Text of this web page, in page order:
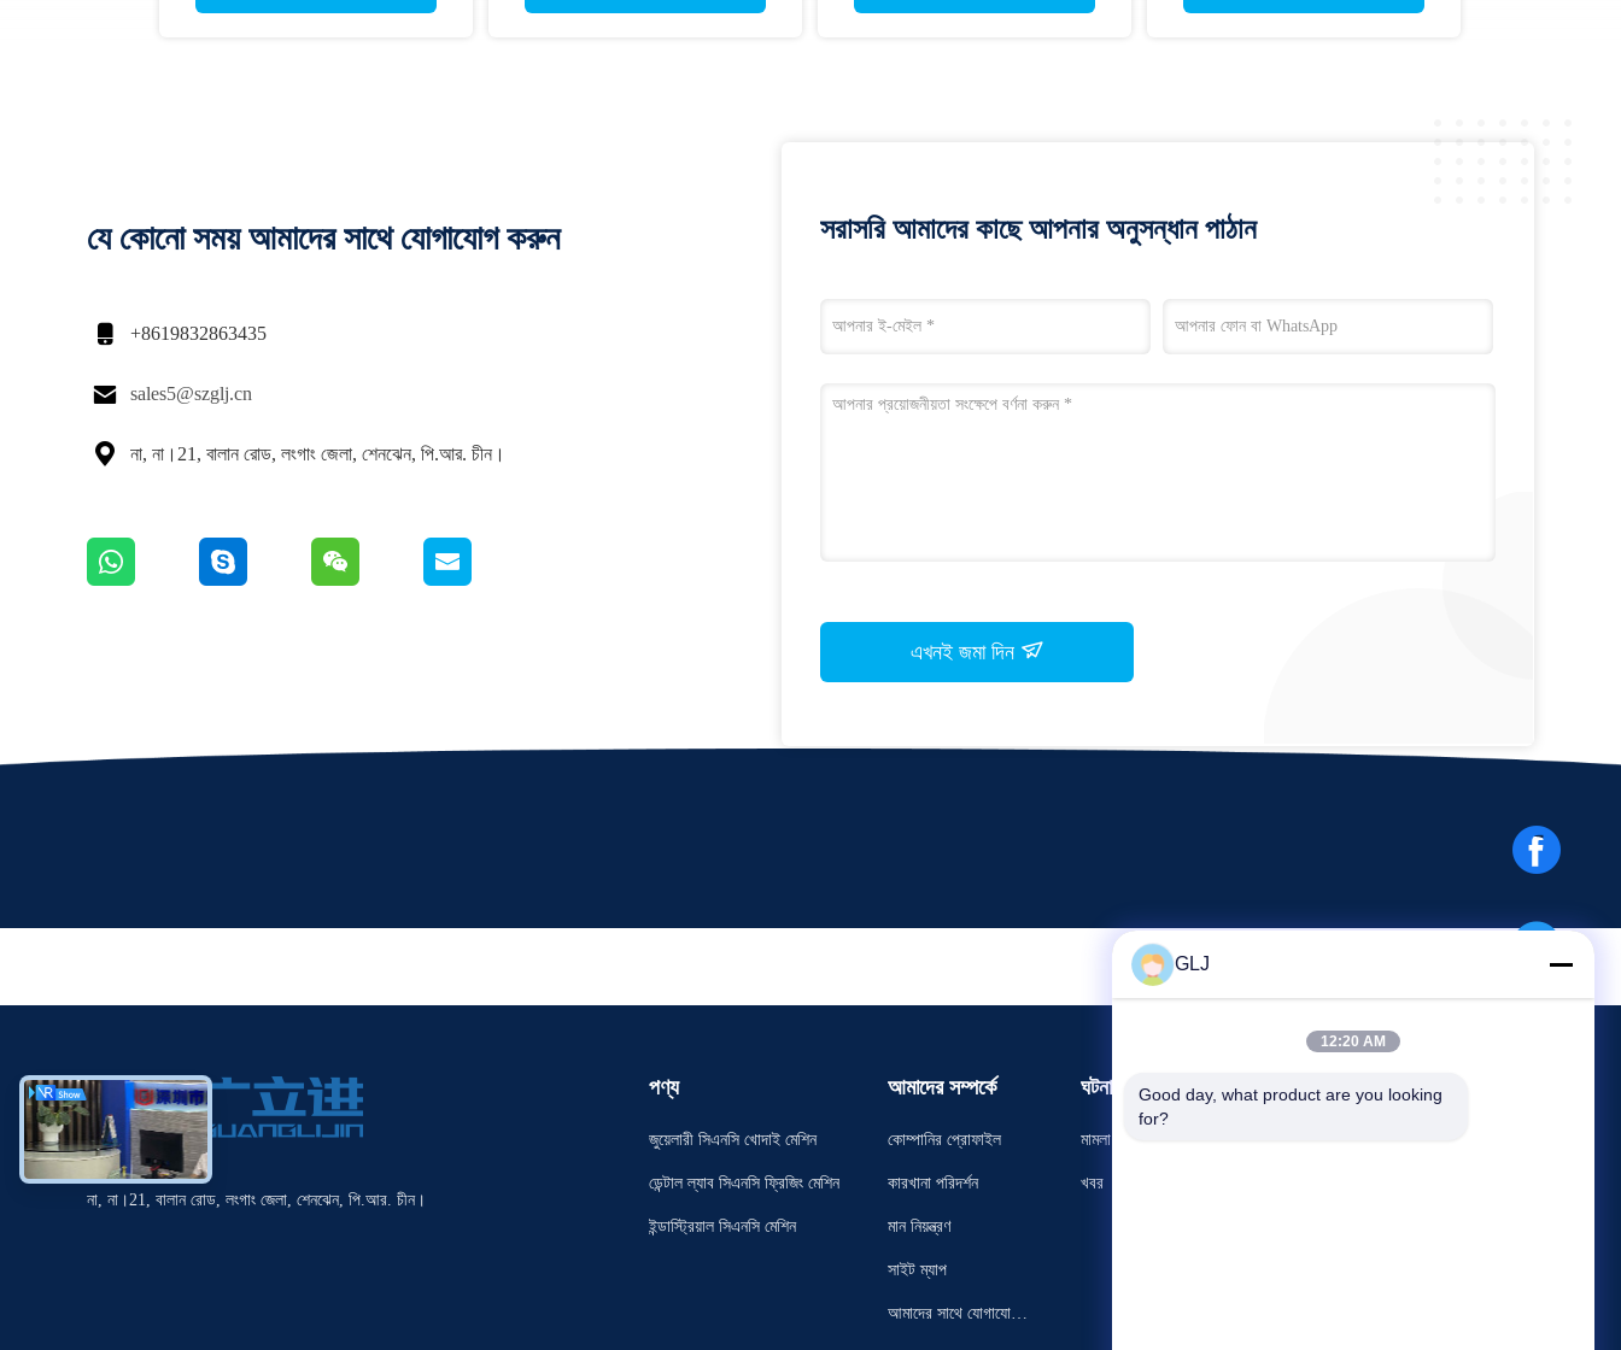
যে কোনো সময় আমাদের সাথে যোগাযোগ করুন
 +8619832863435
 sales5@szglj.cn
 না, না।21, বালান রোড, লংগাং জেলা, শেনঝেন, পি.আর. চীন।
সরাসরি আমাদের কাছে আপনার অনুসন্ধান পাঠান
এখনই জমা দিন
না, না।21, বালান রোড, লংগাং জেলা, শেনঝেন, পি.আর. চীন।
পণ্য
জুয়েলারী সিএনসি খোদাই মেশিন
ডেন্টাল ল্যাব সিএনসি ফ্রিজিং মেশিন
ইন্ডাস্ট্রিয়াল সিএনসি মেশিন
আমাদের সম্পর্কে
কোম্পানির প্রোফাইল
কারখানা পরিদর্শন
মান নিয়ন্ত্রণ
সাইট ম্যাপ
আমাদের সাথে যোগাযোগ
ঘটনাবলী
মামলা
খবর
অনুরোধ একটি উদ্ধৃতি
GLJ
12:20 AM
Good day, what product are you looking
for?